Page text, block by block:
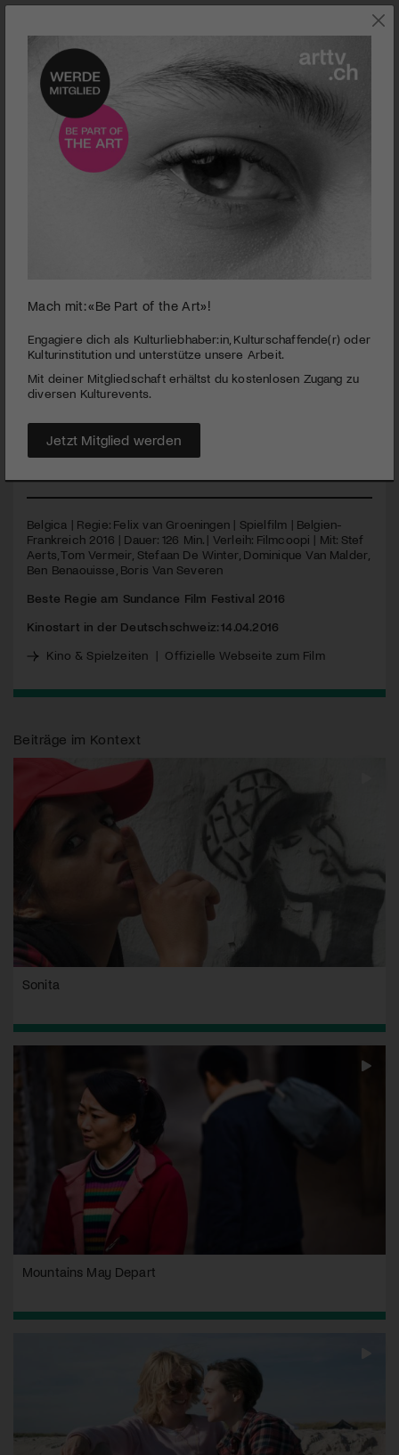
seconds
minute,
seconds
Belgica
PUBLIZIERT AM 13. APRIL 2016
entzweit. Während Frank in der Pampa in den Tag hinein lebt,
führt Jo in der Stadt schon seit Jahren das Café Belgica. Die
fährt nur bescheidene Gewinne ein – bis sich Frank
einmischt.
Belgica | Regie: Felix van Groeningen | Spielfilm | Belgien-
Frankreich 2016 | Dauer: 126 Min. | Verleih: Filmcoopi | Mit: Stef
Aerts, Tom Vermeir, Stefaan De Winter, Dominique Van Malder,
Ben Benaouisse, Boris Van Severen
Beste Regie am Sundance Film Festival 2016
Kinostart in der Deutschschweiz: 14.04.2016
Kino & Spielzeiten | Offizielle Webseite zum Film
Beiträge im Kontext
Sonita
Mountains May Depart
Mach mit: «Be Part of the Art»!
Engagiere dich als Kulturliebhaber:in, Kulturschaffende(r) oder
Kulturinstitution und unterstütze unsere Arbeit.
Mit deiner Mitgliedschaft erhältst du kostenlosen Zugang zu
diversen Kulturevents.
Jetzt Mitglied werden